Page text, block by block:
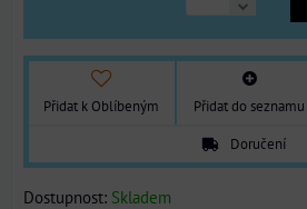
Přidat k Oblíbeným Přidat do seznamu
Doručení
Dostupnost: Skladem